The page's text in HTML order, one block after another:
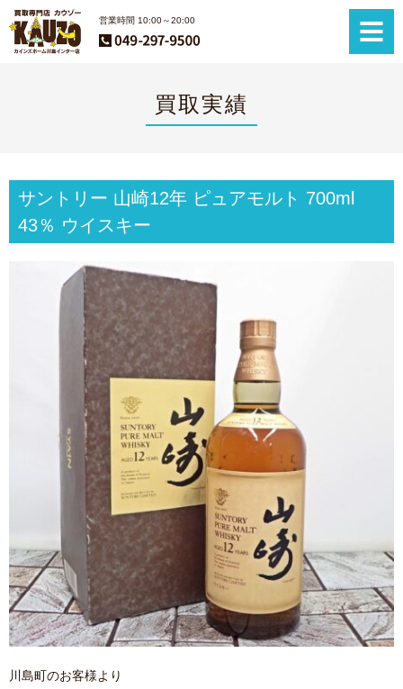
営業時間 10:00～20:00
買取実績
サントリー 山崎12年 ピュアモルト 700ml
43％ ウイスキー
川島町のお客様より